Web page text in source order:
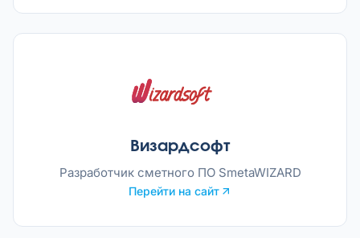
Визардсофт
Разработчик сметного ПО SmetaWIZARD
Перейти на сайт